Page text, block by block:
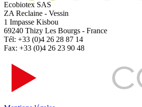
Ecobiotex SAS
ZA Reclaine - Vessin
1 Impasse Kisbou
69240 Thizy Les Bourgs - France
Tél: +33 (0)4 26 28 87 14
Fax: +33 (0)4 26 23 90 48